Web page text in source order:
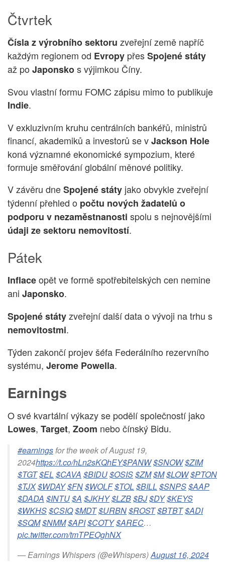
Čtvrtek
Čísla z výrobního sektoru zveřejní země napříč
každým regionem od Evropy přesSpojené státy
až po Japonskos výjimkou Číny.
Svou vlastní formu FOMC zápisu mimo to publikuje
Indie.
V exkluzivním kruhu centrálních bankéřů, ministrů
financí, akademiků a investorů se vJackson Hole
koná významné ekonomické sympozium, které
formuje směřování globální měnové politiky.
V závěru dneSpojené státy jako obvykle zveřejní
týdenní přehled o počtu nových žadatelů o
podporu v nezaměstnanosti spolu s nejnovějšími
údaji ze sektoru nemovitostí.
Pátek
Inflaceopět ve formě spotřebitelských cen nemine
ani Japonsko.
Spojené státyzveřejní další data o vývoji na trhu s
nemovitostmi.
Týden zakončí projev šéfa Federálního rezervního
systému, Jerome Powella.
Earnings
O své kvartální výkazy se podělí společností jako
Lowes, Target, Zoom nebo čínský Bidu.
#earningsfor the week of August 19,
2024https://t.co/hLn2sKQhEY$PANW$SNOW$ZIM
$TGT$EL $CAVA $BIDU$OSIS$ZM$M$LOW$PTON
$TJX$WDAY$FN$WOLF$TOL $BILL $SNPS$AAP
$DADA $INTU$A $JKHY$LZB$BJ$DY$KEYS
$WKHS$CSIQ$MDT$URBN$ROST$BTBT$ADI
$SQM$NMM$API$COTY$AREC…
pic.twitter.com/tmTPEOghNX
— Earnings Whispers (@eWhispers)August 16, 2024